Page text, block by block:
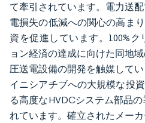
て牽引されています。電力送
電損失の低減への関心の高ま
資を促進しています。100%
ョン経済の達成に向けた同地
圧送電設備の開発を触媒して
イニシアチブへの大規模な投
る高度なHVDCシステム部品
れています。確立されたメー